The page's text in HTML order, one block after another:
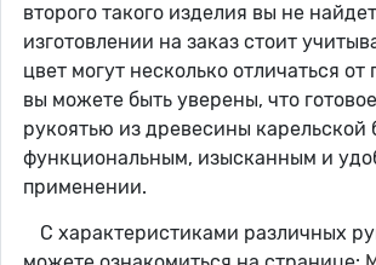
второго такого изделия вы не
изготовлении на заказ стоит
цвет могут несколько отличаться от
вы можете быть уверены, что
рукоятью из древесины карельской
функциональным, изысканным и
применении.
С характеристиками различных